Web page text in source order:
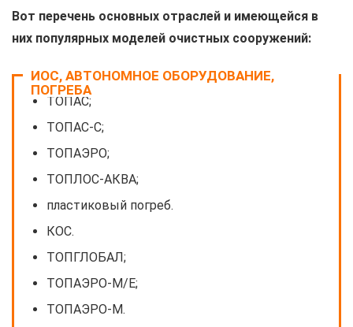
Вот перечень основных отраслей и имеющейся в
них популярных моделей очистных сооружений:
ИОС, АВТОНОМНОЕ ОБОРУДОВАНИЕ,
ПОГРЕБА
ТОПАС;
ТОПАС-С;
ТОПАЭРО;
ТОПЛОС-АКВА;
пластиковый погреб.
КОС.
ТОПГЛОБАЛ;
ТОПАЭРО-М/Е;
ТОПАЭРО-М.